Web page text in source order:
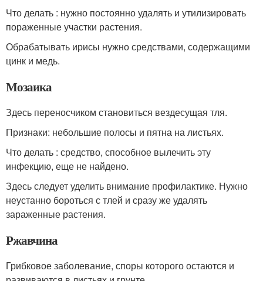
Что делать : нужно постоянно удалять и утилизировать
пораженные участки растения.
Обрабатывать ирисы нужно средствами, содержащими
цинк и медь.
Мозаика
Здесь переносчиком становиться вездесущая тля.
Признаки: небольшие полосы и пятна на листьях.
Что делать : средство, способное вылечить эту
инфекцию, еще не найдено.
Здесь следует уделить внимание профилактике. Нужно
неустанно бороться с тлей и сразу же удалять
зараженные растения.
Ржавчина
Грибковое заболевание, споры которого остаются и